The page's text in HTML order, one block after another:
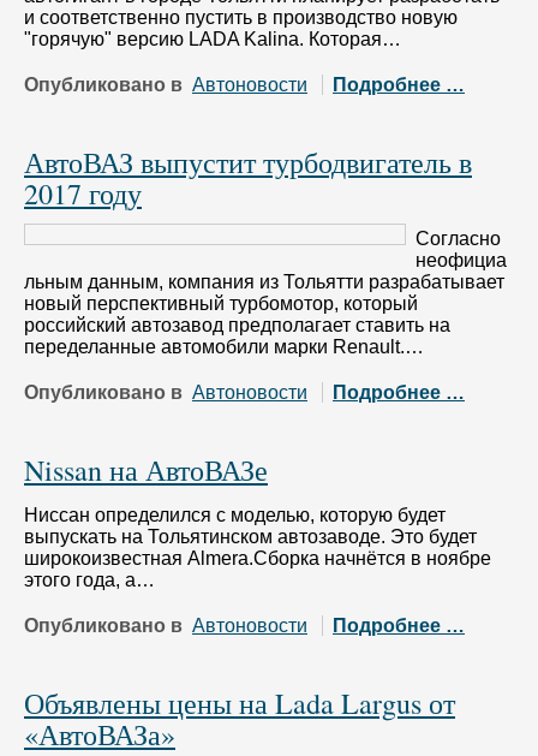
и соответственно пустить в производство новую
"горячую" версию LADA Kalina. Которая…
Опубликовано в Автоновости Подробнее …
АвтоВАЗ выпустит турбодвигатель в
2017 году
Согласно
неофициа
льным данным, компания из Тольятти разрабатывает
новый перспективный турбомотор, который
российский автозавод предполагает ставить на
переделанные автомобили марки Renault.…
Опубликовано в Автоновости Подробнее …
Nissan на АвтоВАЗе
Ниссан определился с моделью, которую будет
выпускать на Тольятинском автозаводе. Это будет
широкоизвестная Almera.Сборка начнётся в ноябре
этого года, а…
Опубликовано в Автоновости Подробнее …
Объявлены цены на Lada Largus от
«АвтоВАЗа»